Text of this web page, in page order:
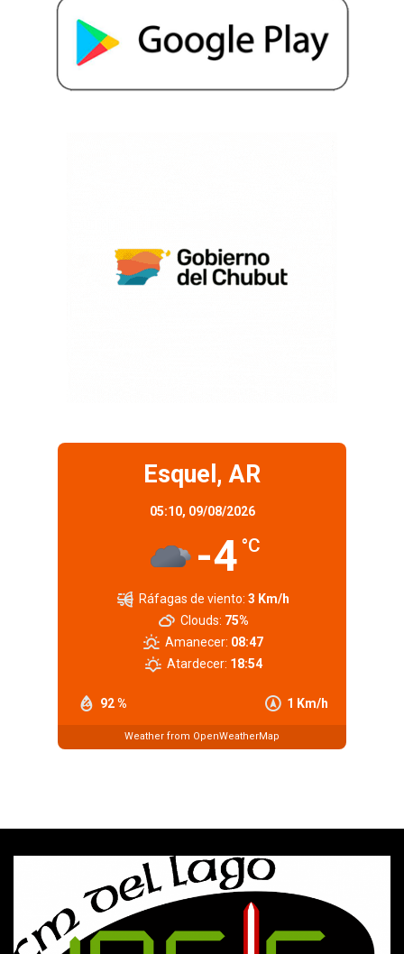
Esquel, AR
05:10, 09/08/2026
-4 °C
92 % 1 Km/h
Ráfagas de viento: 3 Km/h
Clouds: 75%
Amanecer: 08:47
Atardecer: 18:54
Weather from OpenWeatherMap